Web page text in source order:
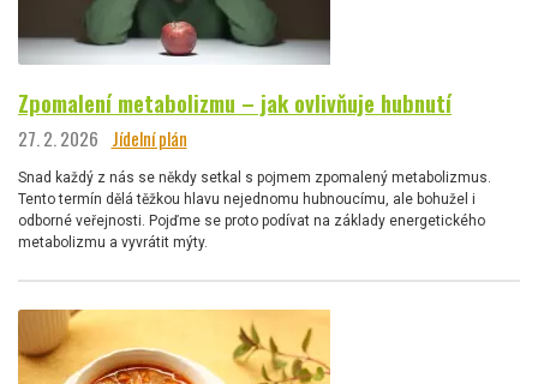
Zpomalení metabolizmu – jak ovlivňuje hubnutí
27. 2. 2026 Jídelní plán
Snad každý z nás se někdy setkal s pojmem zpomalený metabolizmus.
Tento termín dělá těžkou hlavu nejednomu hubnoucímu, ale bohužel i
odborné veřejnosti. Pojďme se proto podívat na základy energetického
metabolizmu a vyvrátit mýty.